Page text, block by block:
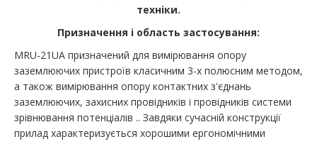
техніки.
Призначення і область застосування:
MRU-21UA призначений для вимірювання опору
заземлюючих пристроїв класичним 3-х полюсним методом,
а також вимірювання опору контактних з'єднань
заземлюючих, захисних провідників і провідників системи
зрівнювання потенціалів .. Завдяки сучасній конструкції
прилад характеризується хорошими ергономічними